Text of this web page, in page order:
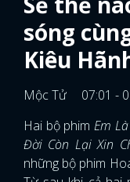
sóng
Kiêu
Mộc Tử
07:01 -
Hai bộ phimEm
Đời Còn Lại Xin
những bộ phim